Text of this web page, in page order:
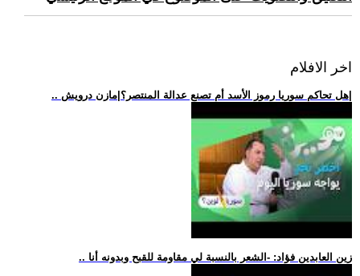
اخر الافلام
.. زين العابدين فؤاد: -الشعر بالنسبة لي مقاومة للقبح وبدونه أنا